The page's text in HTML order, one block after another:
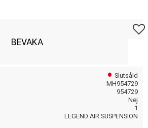
BEVAKA
Slutsåld
MH954729
954729
Nej
1
LEGEND AIR SUSPENSION